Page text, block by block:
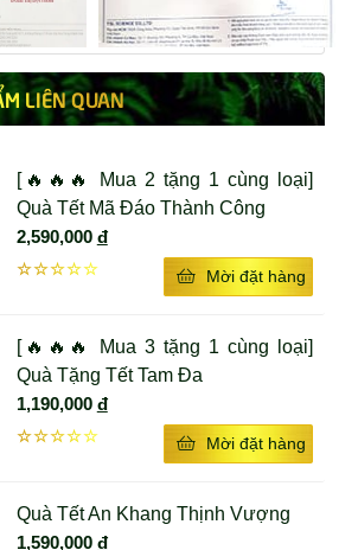
trị ung thư.
các bệnh suy thận, tổn thương
hệ miễn dịch.
tiết đường huyết, kiểm soát bệnh
bệnh liên quan đến tim mạch, huyết
bệnh liên quan đến gan, xơ gan,
bệnh liên quan đến phổi, hô hấp,
viêm phế quản.
cường chức năng sinh lý cho cả
mỏi.
LIÊN QUAN
[🔥🔥🔥 Mua 2 tặng 1 cùng loại]
Quà Tết Mã Đáo Thành Công
2,590,000 đ
☆☆☆☆☆ Mời đặt hàng
[🔥🔥🔥 Mua 3 tặng 1 cùng loại]
Quà Tặng Tết Tam Đa
1,190,000 đ
☆☆☆☆☆ Mời đặt hàng
Quà Tết An Khang Thịnh Vượng
1,590,000 đ